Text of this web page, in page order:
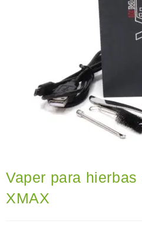
Vaper para hierbas
XMAX